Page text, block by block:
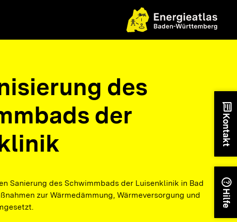
des
der
Sanierung des Schwimmbads der Luisenklinik in Bad
zur Wärmedämmung, Wärmeversorgung und
chat
Kontakt
help
Hilfe